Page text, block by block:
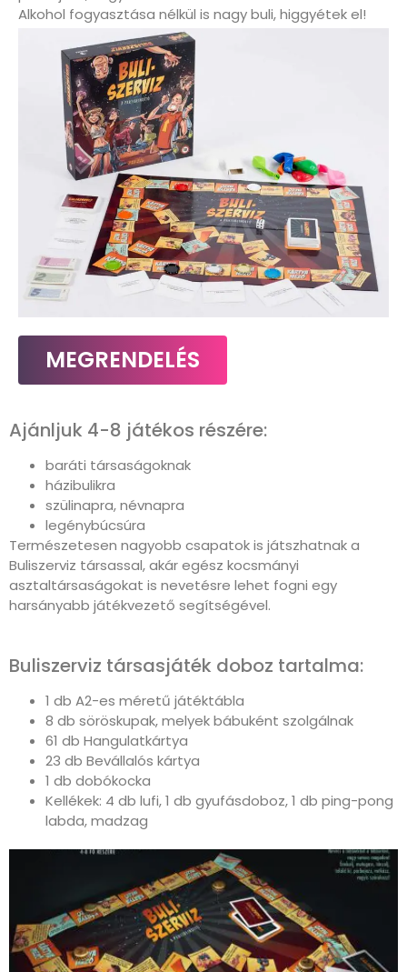
Alkohol fogyasztása nélkül is nagy buli, higgyétek el!
MEGRENDELÉS
Ajánljuk 4-8 játékos részére:
baráti társaságoknak
házibulikra
szülinapra, névnapra
legénybúcsúra
Természetesen nagyobb csapatok is játszhatnak a
Buliszerviz társassal, akár egész kocsmányi
asztaltársaságokat is nevetésre lehet fogni egy
harsányabb játékvezető segítségével.
Buliszerviz társasjáték doboz tartalma:
1 db A2-es méretű játéktábla
8 db söröskupak, melyek bábuként szolgálnak
61 db Hangulatkártya
23 db Bevállalós kártya
1 db dobókocka
Kellékek: 4 db lufi, 1 db gyufásdoboz, 1 db ping-pong
labda, madzag